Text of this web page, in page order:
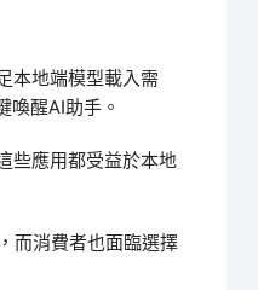
本地端模型載入需
喚醒AI助手。
些應用都受益於本地
而消費者也面臨選擇